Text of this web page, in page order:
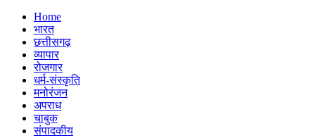
Home
भारत
छत्तीसगढ़
व्यापार
रोजगार
धर्म-संस्कृति
मनोरंजन
अपराध
चाबुक
संपादकीय